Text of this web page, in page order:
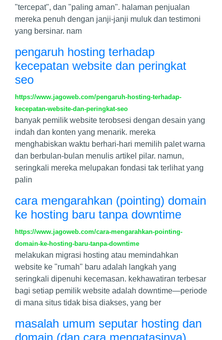
"tercepat", dan "paling aman". halaman penjualan
mereka penuh dengan janji-janji muluk dan testimoni
yang bersinar. nam
pengaruh hosting terhadap
kecepatan website dan peringkat
seo
https://www.jagoweb.com/pengaruh-hosting-terhadap-
kecepatan-website-dan-peringkat-seo
banyak pemilik website terobsesi dengan desain yang
indah dan konten yang menarik. mereka
menghabiskan waktu berhari-hari memilih palet warna
dan berbulan-bulan menulis artikel pilar. namun,
seringkali mereka melupakan fondasi tak terlihat yang
palin
cara mengarahkan (pointing) domain
ke hosting baru tanpa downtime
https://www.jagoweb.com/cara-mengarahkan-pointing-
domain-ke-hosting-baru-tanpa-downtime
melakukan migrasi hosting atau memindahkan
website ke "rumah" baru adalah langkah yang
seringkali dipenuhi kecemasan. kekhawatiran terbesar
bagi setiap pemilik website adalah downtime—periode
di mana situs tidak bisa diakses, yang ber
masalah umum seputar hosting dan
domain (dan cara mengatasinya)